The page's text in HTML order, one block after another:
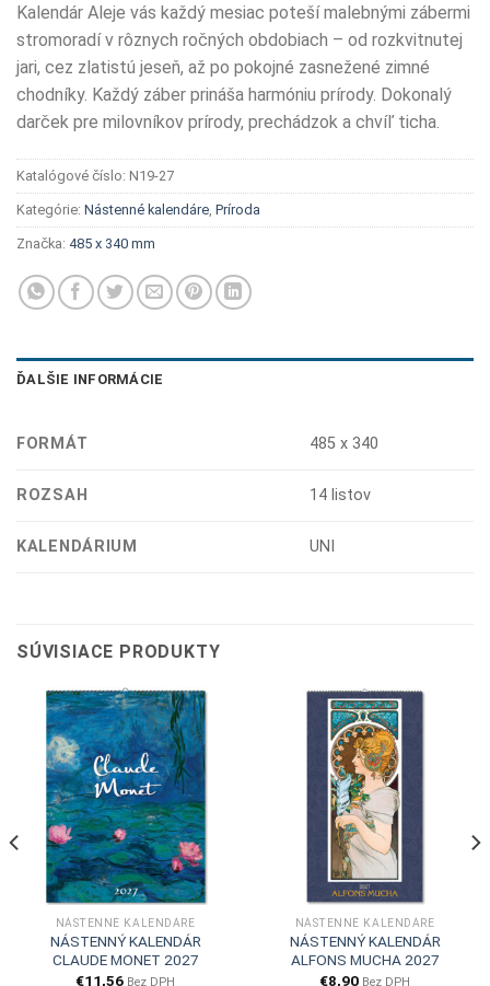
Kalendár Aleje vás každý mesiac poteší malebnými zábermi
stromoradí v rôznych ročných obdobiach – od rozkvitnutej
jari, cez zlatistú jeseň, až po pokojné zasnežené zimné
chodníky. Každý záber prináša harmóniu prírody. Dokonalý
darček pre milovníkov prírody, prechádzok a chvíľ ticha.
Katalógové číslo: N19-27
Kategórie: Nástenné kalendáre Príroda
Značka: 485 x 340 mm
ĎALŠIE INFORMÁCIE
FORMÁT 485 x 340
ROZSAH 14 listov
KALENDÁRIUM UNI
SÚVISIACE PRODUKTY
NÁSTENNÉ KALENDÁRE
NÁSTENNÝ KALENDÁR
CLAUDE MONET 2027
€11,56 Bez DPH
NÁSTENNÉ KALENDÁRE
NÁSTENNÝ KALENDÁR
ALFONS MUCHA 2027
€8,90 Bez DPH